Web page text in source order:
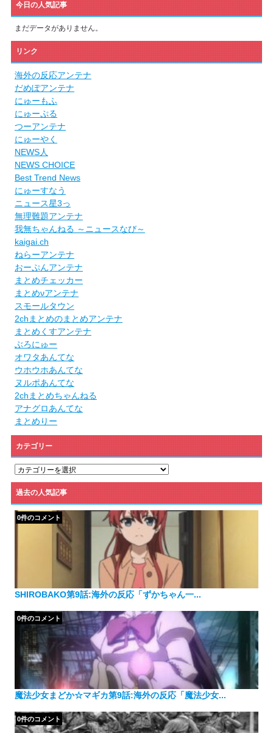
今日の人気記事
まだデータがありません。
リンク
海外の反応アンテナ
だめぽアンテナ
にゅーもふ
にゅーぷる
つーアンテナ
にゅーやく
NEWS人
NEWS CHOICE
Best Trend News
にゅーすなう
ニュース星3っ
無理難題アンテナ
我無ちゃんねる ～ニュースなび～
kaigai.ch
ねらーアンテナ
おーぷんアンテナ
まとめチェッカー
まとめνアンテナ
スモールタウン
2chまとめのまとめアンテナ
まとめくすアンテナ
ぶろにゅー
オワタあんてな
ウホウホあんてな
ヌルポあんてな
2chまとめちゃんねる
アナグロあんてな
まとめりー
カテゴリー
カ
ゴ
リ
ー
過去の人気記事
SHIROBAKO第9話:海外の反応「ずかちゃん一...
0件のコメント
魔法少女まどか☆マギカ第9話:海外の反応「魔法少女...
0件のコメント
0件のコメント